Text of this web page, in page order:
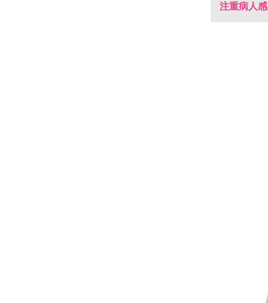
注重病人